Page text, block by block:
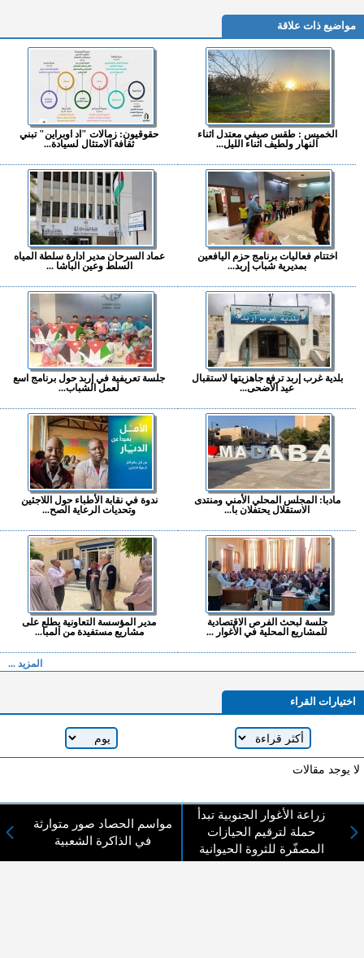
مواضيع ذات علاقة
الخميس : طقس صيفي معتدل اثناء
النهار ولطيف اثناء الليل...
حقوقيون: زمالات "اد اوبراين" تبني
ثقافة الامتثال لسيادة...
اختتام فعاليات برنامج حزم اليافعين
بمديرية شباب إربد...
عماد السرحان مدير ادارة سلطة المياه
السلط وعين الباشا ...
بلدية غرب إربد ترفع جاهزيتها لاستقبال
عيد الأضحى...
جلسة تعريفية في إربد حول برنامج اسع
لعمل الشباب...
مادبا: المجلس المحلي الأمني ومنتدى
الاستقلال يحتفلان با...
ندوة في نقابة الأطباء حول اللاجئين
وتحديات الرعاية الصح...
جلسة لبحث الفرص الاقتصادية
للمشاريع المحلية في الأغوار ...
مدير المؤسسة التعاونية يطلع على
مشاريع مستفيدة من المبا...
المزيد ...
اختيارات القراء
لا يوجد مقالات
زراعة الأغوار الجنوبية تبدأ
حملة لترقيم الحيازات
المصفّرة للثروة الحيوانية
مواسم الحصاد صور متوارثة
في الذاكرة الشعبية
لا مانع من الإقتباس وإعادة النشر شريط ذكر المصدر ( المدينة نيوز ) - الآراء والتعليقات
المنشورة تعبر عن رأي أصحابها فقط